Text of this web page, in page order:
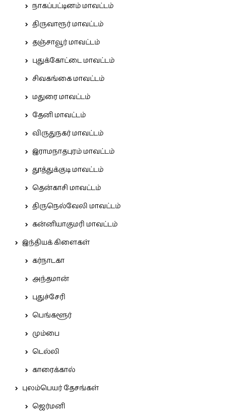
நாகப்பட்டினம் மாவட்டம்
திருவாரூர் மாவட்டம்
தஞ்சாவூர் மாவட்டம்
புதுக்கோட்டை மாவட்டம்
சிவகங்கை மாவட்டம்
மதுரை மாவட்டம்
தேனி மாவட்டம்
விருதுநகர் மாவட்டம்
இராமநாதபுரம் மாவட்டம்
தூத்துக்குடி மாவட்டம்
தென்காசி மாவட்டம்
திருநெல்வேலி மாவட்டம்
கன்னியாகுமரி மாவட்டம்
இந்தியக் கிளைகள்
கர்நாடகா
அந்தமான்
புதுச்சேரி
பெங்களூர்
மும்பை
டெல்லி
காரைக்கால்
புலம்பெயர் தேசங்கள்
ஜெர்மனி